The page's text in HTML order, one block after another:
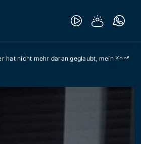
hat nicht mehr daran geglaubt, mein Kopf